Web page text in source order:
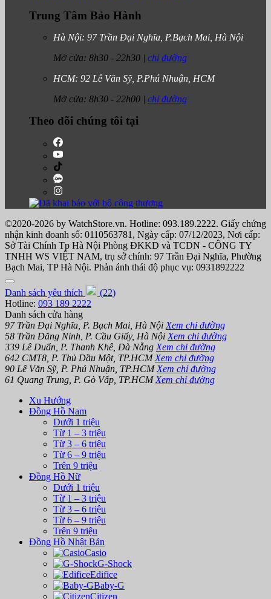
Trung Tâm Bảo Hành
Hà Nội: 97 Trần Đại Nghĩa, P.Bạch Mai, Hà Nội
Mở cửa: 8h30 - 22h30 | chỉ đường
HCM: 92 Lê Văn Sỹ, P.Phú Nhuận, HCM
Mở cửa: 8h30 - 22h00 | chỉ đường
Theo dõi chúng tôi tại
©2020-2026 by WatchStore.vn. Hotline: 093.189.2222. Giấy chứng
nhận kinh doanh số: 0110563781, Ngày cấp: 07/12/2023, Nơi cấp:
Sở Tài Chính Tp Hà Nội Phòng ĐKKD và TCDN - CÔNG TY
TNHH WS VIỆT NAM, trụ sở chính: 97 Trần Đại Nghĩa, Phường
Bạch Mai, TP Hà Nội. Phản ánh thái độ phục vụ: 0931892222
Danh sách yêu thích (22)
Hotline: 093 189 2222
Danh sách cửa hàng
97 Trần Đại Nghĩa, P. Bạch Mai, Hà Nội Xem chỉ đường
58 Trần Đăng Ninh, P. Cầu Giấy, Hà Nội Xem chỉ đường
339 Lê Duẩn, P. Thanh Khê, Đà Nẵng Xem chỉ đường
642 CMT8, P. Thủ Dầu Một, TP.HCM Xem chỉ đường
90 Lê Văn Sỹ, P. Phú Nhuận, TP.HCM Xem chỉ đường
61 Quang Trung, P. Gò Vấp, TP.HCM Xem chỉ đường
Xu Hướng
Đồng Hồ Nam
Dưới 1 triệu
Từ 1 – 3 triệu
Từ 3 – 6 triệu
Từ 6 – 9 triệu
Trên 9 triệu
Đồng Hồ Nữ
Dưới 1 triệu
Từ 1 – 3 triệu
Từ 3 – 6 triệu
Từ 6 – 9 triệu
Trên 9 triệu
Đồng Hồ Nhật Bản
Casio
G-Shock
Edifice
Baby-G
Citizen